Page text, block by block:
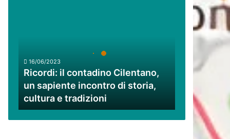
incontro
storia,
cultura
e
tradizioni
16/06/2023
Ricordi: il contadino Cilentano,
un sapiente incontro di storia,
cultura e tradizioni